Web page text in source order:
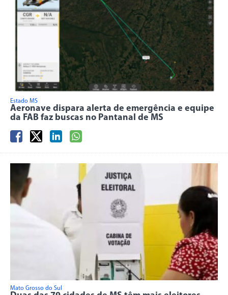
Estado MS
Aeronave dispara alerta de emergência e equipe
da FAB faz buscas no Pantanal de MS
Mato Grosso do Sul